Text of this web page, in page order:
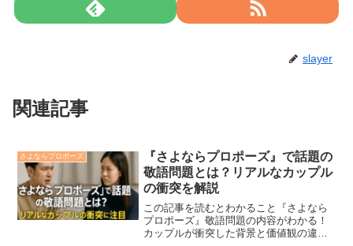
slayer
関連記事
さよならプロポーズ
『さよならプロポーズ』で話題の
敬語問題とは？リアルなカップル
の衝突を解説
この記事を読むとわかること『さよなら
プロポーズ』敬語問題の内容がわかる！
カップルが衝突した背景と価値観の違い